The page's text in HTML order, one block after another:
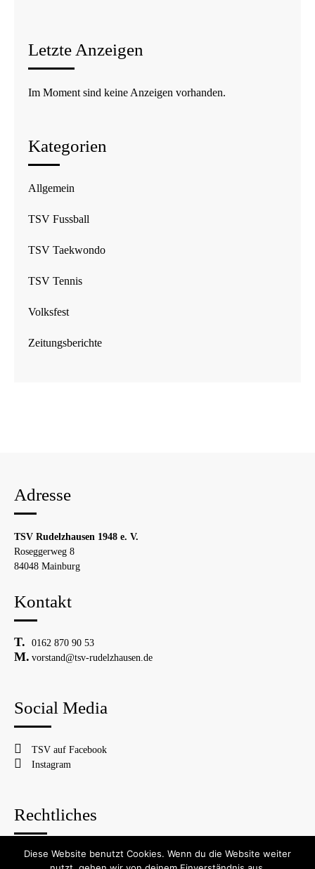
Letzte Anzeigen
Im Moment sind keine Anzeigen vorhanden.
Kategorien
Allgemein
TSV Fussball
TSV Taekwondo
TSV Tennis
Volksfest
Zeitungsberichte
Adresse
TSV Rudelzhausen 1948 e. V.
Roseggerweg 8
84048 Mainburg
Kontakt
0162 870 90 53
vorstand@tsv-rudelzhausen.de
Social Media
TSV auf Facebook
Instagram
Rechtliches
© 2026 TSV Rudelzhausen
Diese Website benutzt Cookies. Wenn du die Website weiter